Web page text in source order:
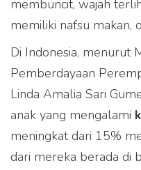
membuncit, wajah
memiliki nafsu makan,
Di Indonesia, menurut
Pemberdayaan
Linda Amalia Sari
anak yang mengalami
meningkat dari 15%
dari mereka berada di